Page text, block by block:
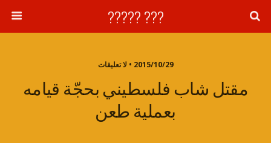
??? ?????
2015/10/29 • لا تعليقات
مقتل شاب فلسطيني بحجّة قيامه
بعملية طعن